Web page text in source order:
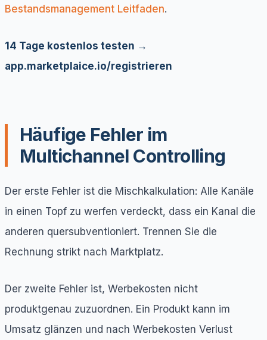
Bestandsmanagement Leitfaden.
14 Tage kostenlos testen →
app.marketplaice.io/registrieren
Häufige Fehler im
Multichannel Controlling
Der erste Fehler ist die Mischkalkulation: Alle Kanäle
in einen Topf zu werfen verdeckt, dass ein Kanal die
anderen quersubventioniert. Trennen Sie die
Rechnung strikt nach Marktplatz.
Der zweite Fehler ist, Werbekosten nicht
produktgenau zuzuordnen. Ein Produkt kann im
Umsatz glänzen und nach Werbekosten Verlust